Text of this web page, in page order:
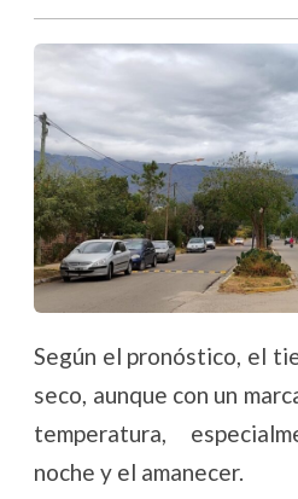
Según el pronóstico, el
seco, aunque con un
temperatura,
noche y el amanecer.